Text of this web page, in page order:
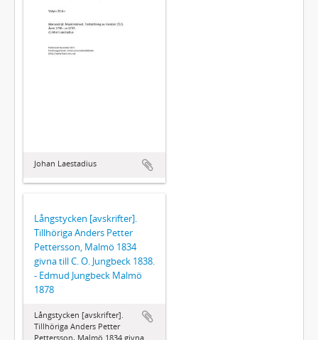
Johan Laestadius
Långstycken [avskrifter].
Tillhöriga Anders Petter
Pettersson, Malmö 1834
givna till C. O. Jungbeck 1838.
- Edmud Jungbeck Malmö
1878
Långstycken [avskrifter].
Tillhöriga Anders Petter
Pettersson, Malmö 1834 givna